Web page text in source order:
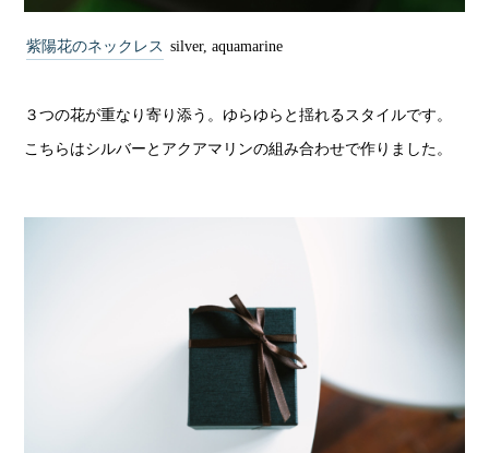
紫陽花のネックレス silver, aquamarine
３つの花が重なり寄り添う。ゆらゆらと揺れるスタイルです。
こちらはシルバーとアクアマリンの組み合わせで作りました。